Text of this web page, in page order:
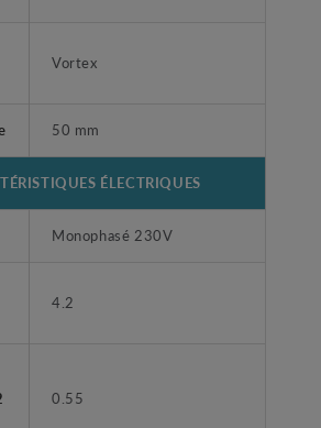
Vortex
50 mm
ÉLECTRIQUES
Monophasé 230V
4.2
0.55